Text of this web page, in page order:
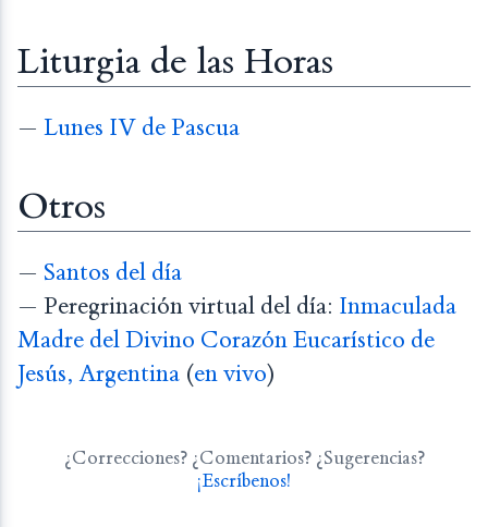
Liturgia de las Horas
— Lunes IV de Pascua
Otros
— Santos del día
— Peregrinación virtual del día: Inmaculada
Madre del Divino Corazón Eucarístico de
Jesús, Argentina (en vivo)
¿Correcciones? ¿Comentarios? ¿Sugerencias?
¡Escríbenos!